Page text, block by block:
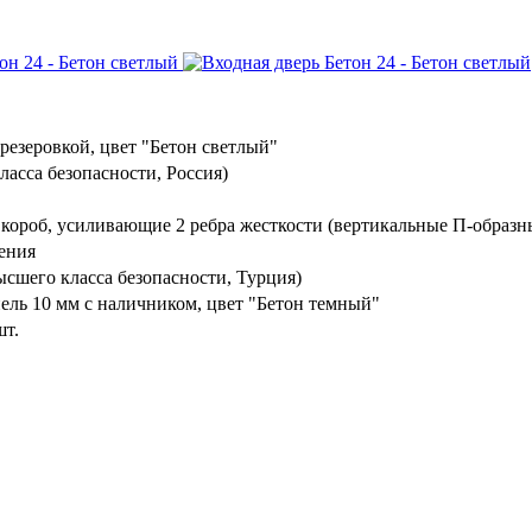
цвет "Бетон светлый"
безопасности, Россия)
усиливающие 2 ребра жесткости (вертикальные П-
класса безопасности, Турция)
10 мм с наличником, цвет "Бетон темный"